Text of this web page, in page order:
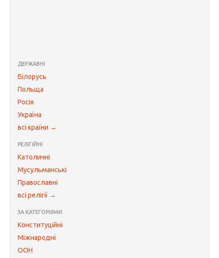
ДЕРЖАВНІ
Білорусь
Польща
Росія
Україна
всі країни →
РЕЛІГІЙНІ
Католичні
Мусульманські
Православні
всі релігії →
ЗА КАТЕГОРІЯМИ
Конституційні
Міжнародні
ООН